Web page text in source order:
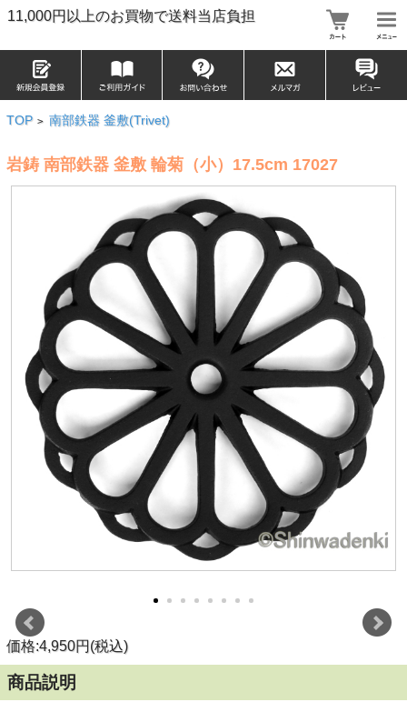
11,000円以上のお買物で送料当店負担
TOP > 南部鉄器 釜敷(Trivet)
岩鋳 南部鉄器 釜敷 輪菊（小）17.5cm 17027
価格:4,950円(税込)
商品説明